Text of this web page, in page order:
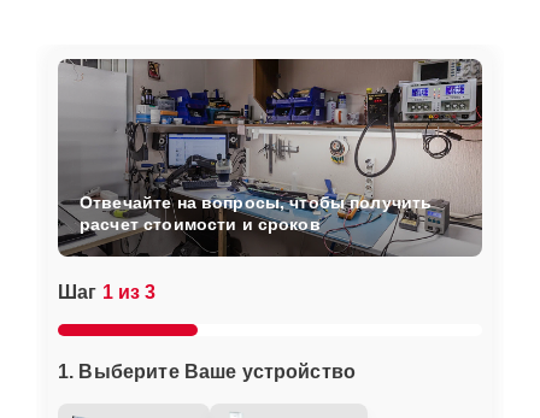
Шаг 1 из 3
1. Выберите Ваше устройство
Отвечайте на вопросы, чтобы получить
расчет стоимости и сроков